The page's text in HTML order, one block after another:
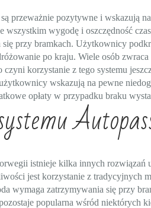
przeważnie pozytywne i wskazują
wygodę i oszczędność
przy bramkach. Użytkownicy
po kraju. Wiele osób
korzystanie z tego systemu
wskazują na pewne
opłaty w przypadku braku
istnieje kilka innych rozwiązań
jest korzystanie z tradycyjnych
wymaga zatrzymywania się przy
popularna wśród niektórych